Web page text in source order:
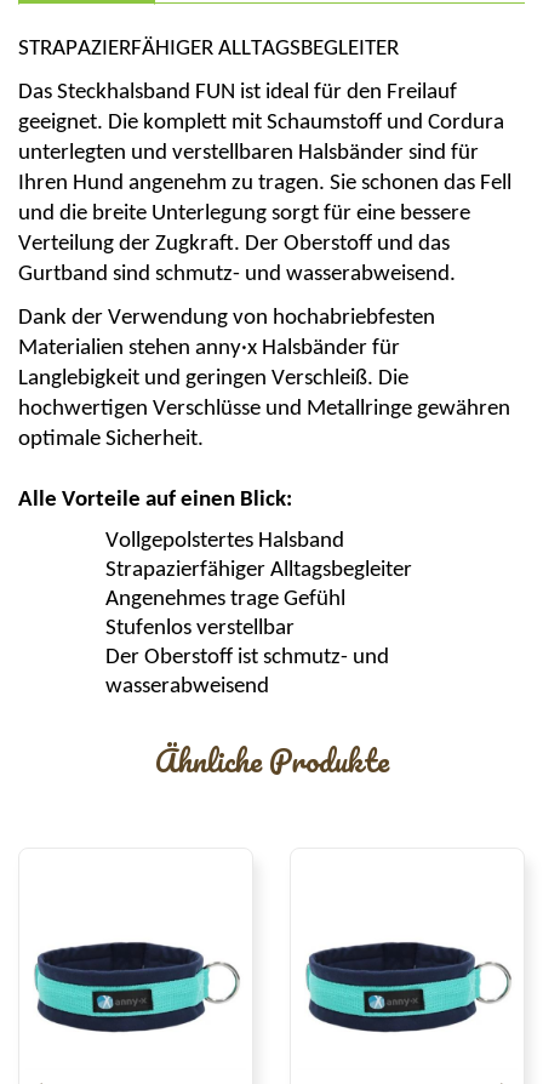
STRAPAZIERFÄHIGER ALLTAGSBEGLEITER
Das Steckhalsband FUN ist ideal für den Freilauf
geeignet. Die komplett mit Schaumstoff und Cordura
unterlegten und verstellbaren Halsbänder sind für
Ihren Hund angenehm zu tragen. Sie schonen das Fell
und die breite Unterlegung sorgt für eine bessere
Verteilung der Zugkraft. Der Oberstoff und das
Gurtband sind schmutz- und wasserabweisend.
Dank der Verwendung von hochabriebfesten
Materialien stehen anny·x Halsbänder für
Langlebigkeit und geringen Verschleiß. Die
hochwertigen Verschlüsse und Metallringe gewähren
optimale Sicherheit.
Alle Vorteile auf einen Blick:
Vollgepolstertes Halsband
Strapazierfähiger Alltagsbegleiter
Angenehmes trage Gefühl
Stufenlos verstellbar
Der Oberstoff ist schmutz- und
wasserabweisend
Ähnliche Produkte